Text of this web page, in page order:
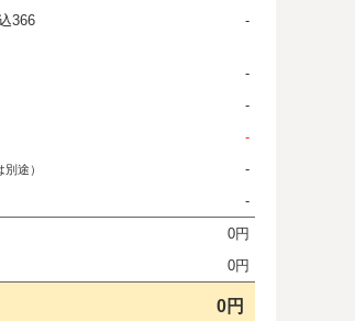
366
-
-
-
-
途）
-
-
0円
0円
0円